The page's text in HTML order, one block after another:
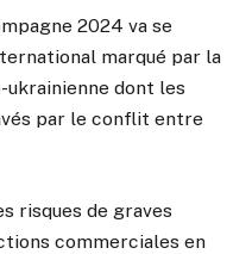
2024 va se
marqué par la
dont les
par le conflit entre
risques de graves
commerciales en